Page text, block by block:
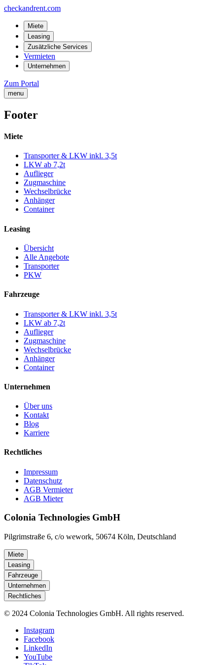
checkandrent.com
Miete
Leasing
Zusätzliche Services
Vermieten
Unternehmen
Zum Portal
menu
Footer
Miete
Transporter & LKW inkl. 3,5t
LKW ab 7,2t
Auflieger
Zugmaschine
Wechselbrücke
Anhänger
Container
Leasing
Übersicht
Alle Angebote
Transporter
PKW
Fahrzeuge
Transporter & LKW inkl. 3,5t
LKW ab 7,2t
Auflieger
Zugmaschine
Wechselbrücke
Anhänger
Container
Unternehmen
Über uns
Kontakt
Blog
Karriere
Rechtliches
Impressum
Datenschutz
AGB Vermieter
AGB Mieter
Colonia Technologies GmbH
Pilgrimstraße 6, c/o wework, 50674 Köln, Deutschland
Miete
Leasing
Fahrzeuge
Unternehmen
Rechtliches
© 2024 Colonia Technologies GmbH. All rights reserved.
Instagram
Facebook
LinkedIn
YouTube